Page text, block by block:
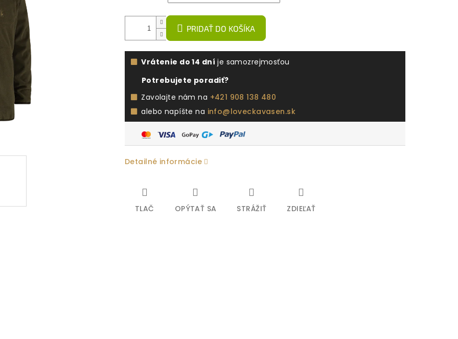
PRIDAŤ DO KOŠÍKA
Vrátenie do 14 dní je samozrejmosťou
Potrebujete poradiť?
Zavolajte nám na +421 908 138 480
alebo napíšte na info@loveckavasen.sk
Detailné informácie
TLAČ OPÝTAŤ SA STRÁŽIŤ ZDIEĽAŤ